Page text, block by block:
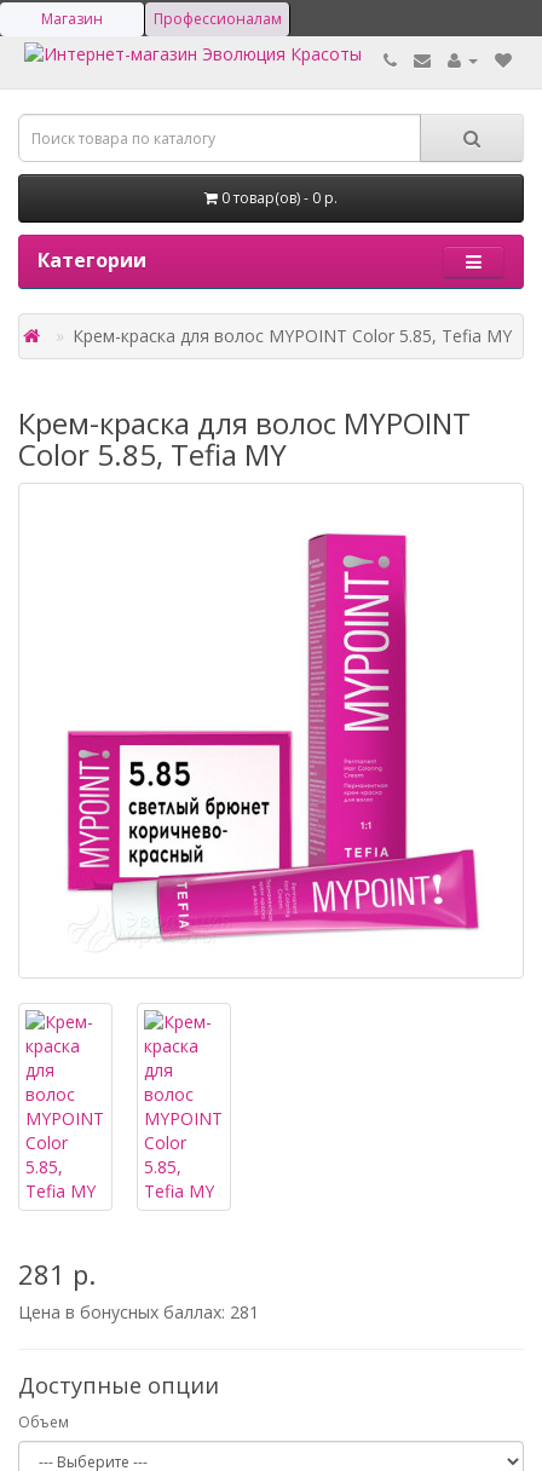
Магазин Профессионалам
0 товар(ов) - 0 р.
Категории
Крем-краска для волос MYPOINT Color 5.85, Tefia MY
Крем-краска для волос MYPOINT
Color 5.85, Tefia MY
281 р.
Цена в бонусных баллах: 281
Доступные опции
Объем